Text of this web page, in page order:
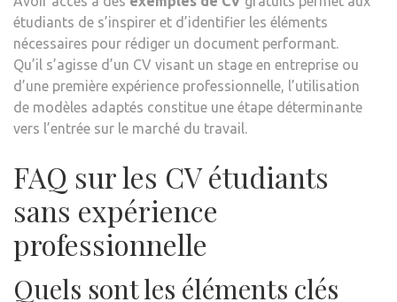
étudiants de s’inspirer et d’identifier les éléments
nécessaires pour rédiger un document performant.
Qu’il s’agisse d’un CV visant un stage en entreprise ou
d’une première expérience professionnelle, l’utilisation
de modèles adaptés constitue une étape déterminante
vers l’entrée sur le marché du travail.
FAQ sur les CV étudiants
sans expérience
professionnelle
Quels sont les éléments clés